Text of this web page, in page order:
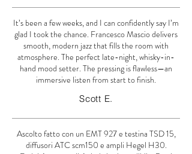
It’s been a few weeks, and I can confidently say I’m
glad I took the chance. Francesco Mascio delivers
smooth, modern jazz that fills the room with
atmosphere. The perfect late-night, whisky-in-
hand mood setter. The pressing is flawless—an
immersive listen from start to finish.
Scott E.
Ascolto fatto con un EMT 927 e testina TSD 15,
diffusori ATC scm150 e ampli Hegel H30.